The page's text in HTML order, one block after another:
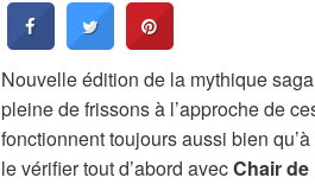
Nouvelle édition de la mythique
pleine de frissons à l’approche de
fonctionnent toujours aussi bien
le vérifier tout d’abord avecChair de